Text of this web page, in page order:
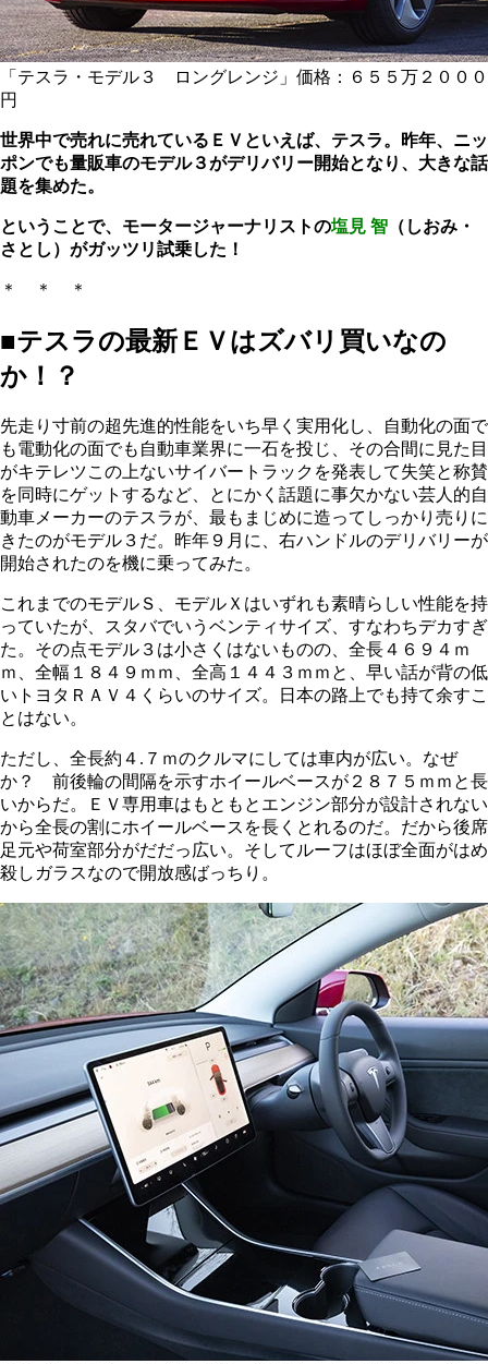
「テスラ・モデル３ ロングレンジ」価格：６５５万２０００
円
世界中で売れに売れているＥＶといえば、テスラ。昨年、ニッ
ポンでも量販車のモデル３がデリバリー開始となり、大きな話
題を集めた。
ということで、モータージャーナリストの塩見 智 （しおみ・
さとし）がガッツリ試乗した！
＊ ＊ ＊
■テスラの最新ＥＶはズバリ買いなの
か！？
先走り寸前の超先進的性能をいち早く実用化し、自動化の面で
も電動化の面でも自動車業界に一石を投じ、その合間に見た目
がキテレツこの上ないサイバートラックを発表して失笑と称賛
を同時にゲットするなど、とにかく話題に事欠かない芸人的自
動車メーカーのテスラが、最もまじめに造ってしっかり売りに
きたのがモデル３だ。昨年９月に、右ハンドルのデリバリーが
開始されたのを機に乗ってみた。
これまでのモデルＳ、モデルＸはいずれも素晴らしい性能を持
っていたが、スタバでいうベンティサイズ、すなわちデカすぎ
た。その点モデル３は小さくはないものの、全長４６９４ｍ
ｍ、全幅１８４９ｍｍ、全高１４４３ｍｍと、早い話が背の低
いトヨタＲＡＶ４くらいのサイズ。日本の路上でも持て余すこ
とはない。
ただし、全長約４.７ｍのクルマにしては車内が広い。なぜ
か？ 前後輪の間隔を示すホイールベースが２８７５ｍｍと長
いからだ。ＥＶ専用車はもともとエンジン部分が設計されない
から全長の割にホイールベースを長くとれるのだ。だから後席
足元や荷室部分がだだっ広い。そしてルーフはほぼ全面がはめ
殺しガラスなので開放感ばっちり。